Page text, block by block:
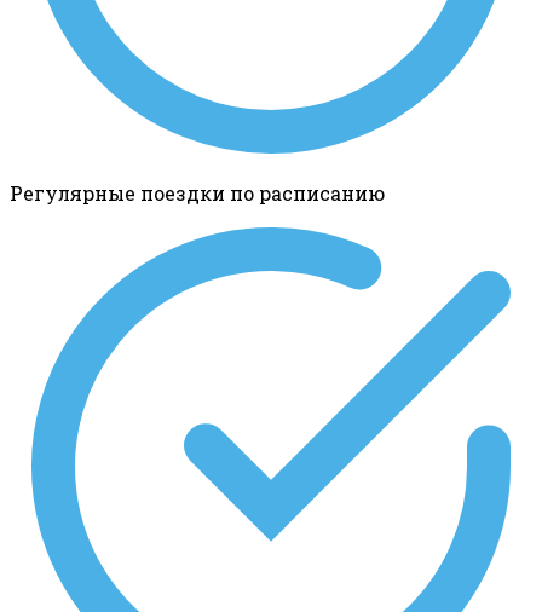
Регулярные поездки по расписанию